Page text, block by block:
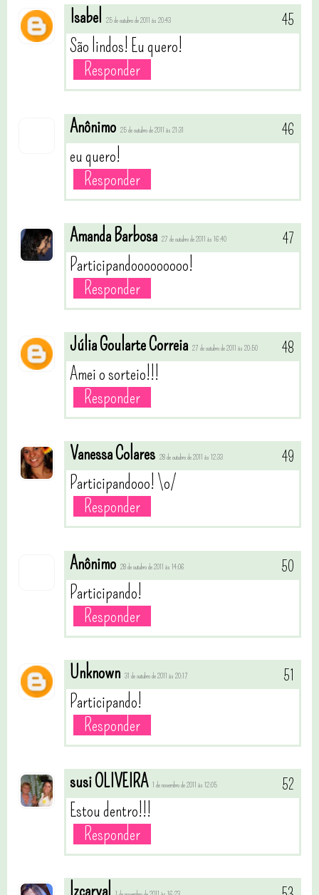
Isabel 25 de outubro de 2011 às 20:43
São lindos! Eu quero!
Responder
Anônimo 25 de outubro de 2011 às 21:31
eu quero!
Responder
Amanda Barbosa 27 de outubro de 2011 às 16:40
Participandooooooooo!
Responder
Júlia Goularte Correia 27 de outubro de 2011 às 20:50
Amei o sorteio!!!
Responder
Vanessa Colares 28 de outubro de 2011 às 12:33
Participandooo! \o/
Responder
Anônimo 28 de outubro de 2011 às 14:06
Participando!
Responder
Unknown 31 de outubro de 2011 às 20:17
Participando!
Responder
susi OLIVEIRA 1 de novembro de 2011 às 12:05
Estou dentro!!!
Responder